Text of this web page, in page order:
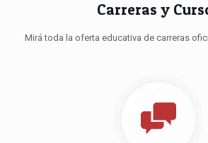
Carreras y
Mirá toda la oferta educativa de carreras